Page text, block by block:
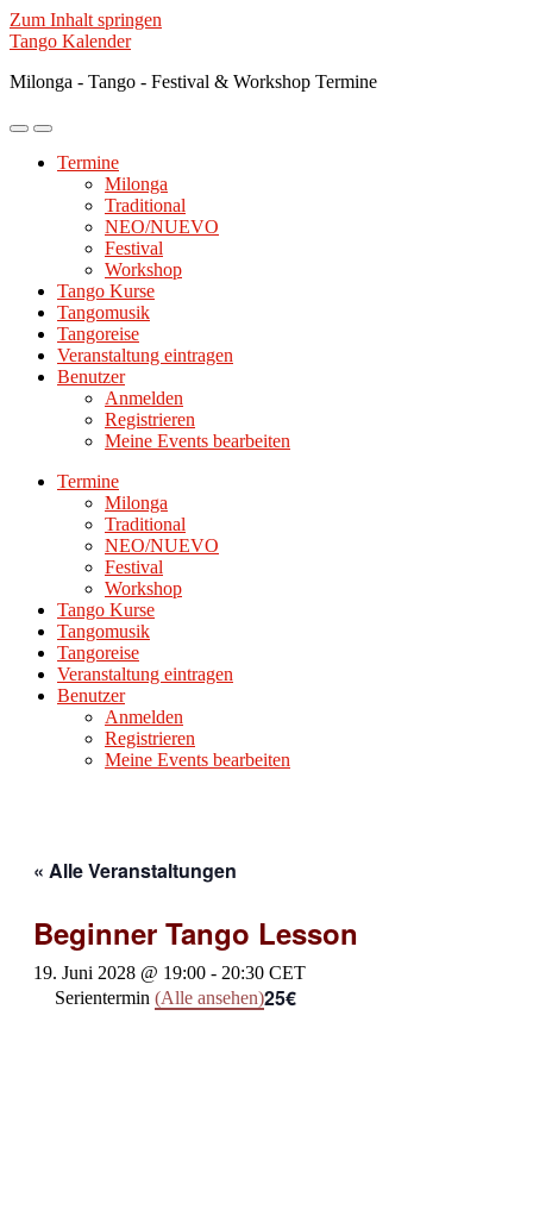
Zum Inhalt springen
Tango Kalender
Milonga - Tango - Festival & Workshop Termine
Mobile-
ein-/ausblenden
Suchfeld
ein-/ausblenden
Termine
Milonga
Traditional
NEO/NUEVO
Festival
Workshop
Tango Kurse
Tangomusik
Tangoreise
Veranstaltung eintragen
Benutzer
Anmelden
Registrieren
Meine Events bearbeiten
Termine
Milonga
Traditional
NEO/NUEVO
Festival
Workshop
Tango Kurse
Tangomusik
Tangoreise
Veranstaltung eintragen
Benutzer
Anmelden
Registrieren
Meine Events bearbeiten
« Alle Veranstaltungen
Beginner Tango Lesson
19. Juni 2028 @ 19:00 - 20:30 CET
Serientermin (Alle ansehen)25€